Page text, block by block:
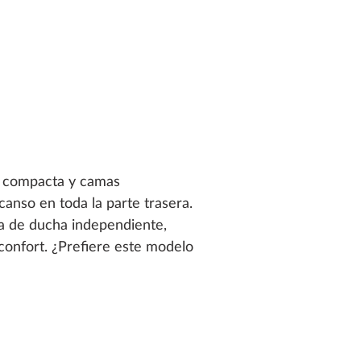
y camas
en toda la parte trasera.
de ducha independiente,
¿Prefiere este modelo